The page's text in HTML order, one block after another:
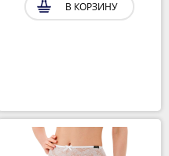
В КОРЗИНУ